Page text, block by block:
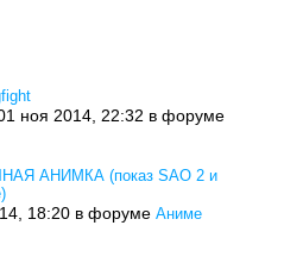
ноя 2014, 22:32 в форуме
АНИМКА (показ SAO 2 и
18:20 в форумеАниме